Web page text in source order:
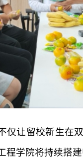
仅让留校新生在
程学院将持续搭